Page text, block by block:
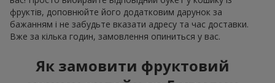
фруктів, доповнюйте його додатковим дарунок за
бажанням і не забудьте вказати адресу та час доставки.
Вже за кілька годин, замовлення опиниться у вас.
Як замовити фруктовий